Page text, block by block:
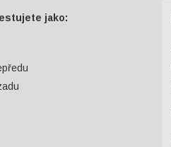
jako: